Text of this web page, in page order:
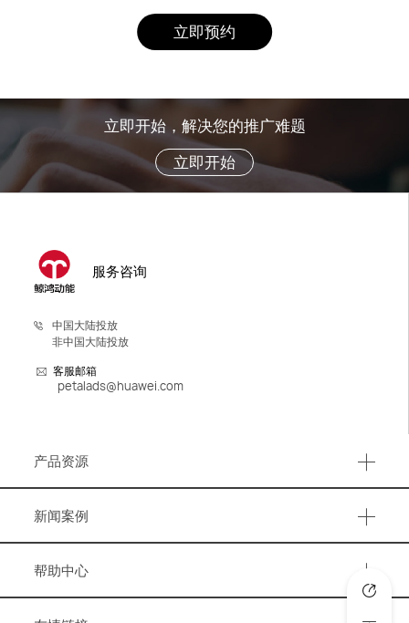
立即预约
立即开始，解决您的推广难题
立即开始
服务咨询
中国大陆投放
非中国大陆投放
客服邮箱
petalads@huawei.com
产品资源
新闻案例
帮助中心